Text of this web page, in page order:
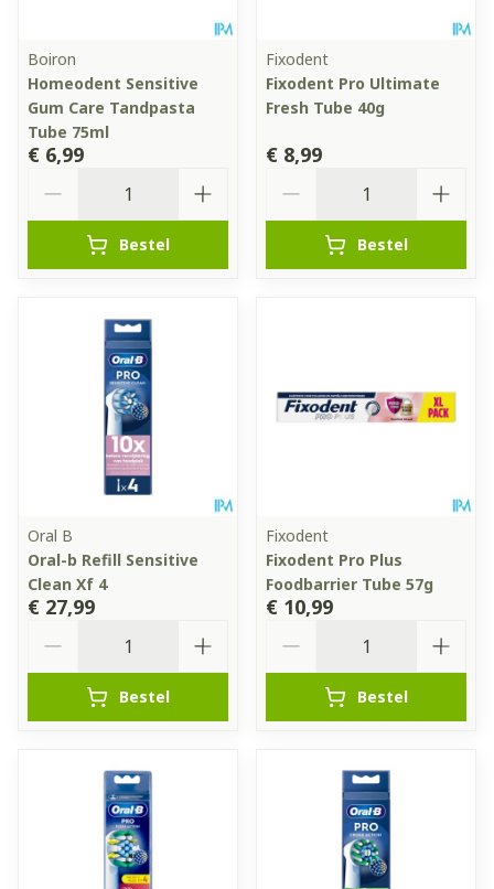
Boiron
Homeodent Sensitive
Gum Care Tandpasta
Tube 75ml
€ 6,99
Bestel
Fixodent
Fixodent Pro Ultimate
Fresh Tube 40g
€ 8,99
Bestel
Oral B
Oral-b Refill Sensitive
Clean Xf 4
€ 27,99
Bestel
Fixodent
Fixodent Pro Plus
Foodbarrier Tube 57g
€ 10,99
Bestel